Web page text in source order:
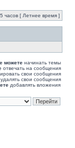
часов [ Летнее время ]
можете начинать темы
отвечать на сообщения
свои сообщения
удалять свои сообщения
добавлять вложения